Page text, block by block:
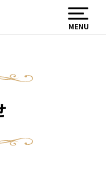
MENU